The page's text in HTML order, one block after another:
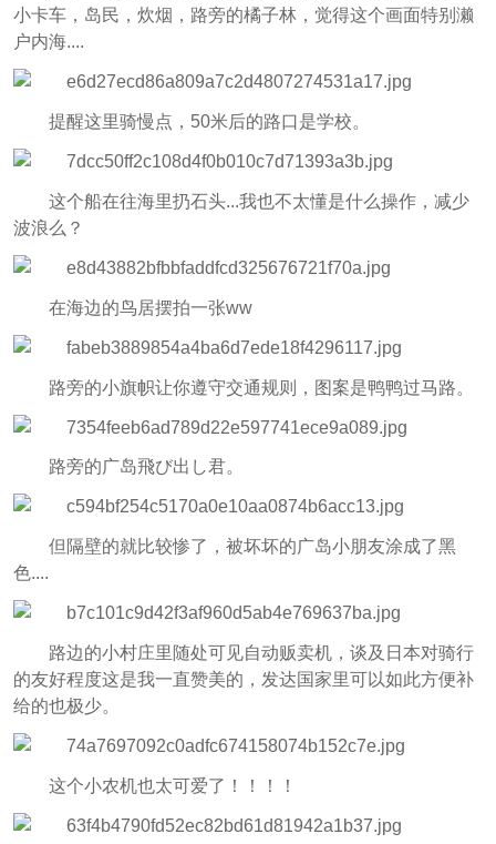
小卡车，岛民，炊烟，路旁的橘子林，觉得这个画面特别濑
户内海....
提醒这里骑慢点，50米后的路口是学校。
这个船在往海里扔石头...我也不太懂是什么操作，减少
波浪么？
在海边的鸟居摆拍一张ww
路旁的小旗帜让你遵守交通规则，图案是鸭鸭过马路。
路旁的广岛飛び出し君。
但隔壁的就比较惨了，被坏坏的广岛小朋友涂成了黑
色....
路边的小村庄里随处可见自动贩卖机，谈及日本对骑行
的友好程度这是我一直赞美的，发达国家里可以如此方便补
给的也极少。
这个小农机也太可爱了！！！！